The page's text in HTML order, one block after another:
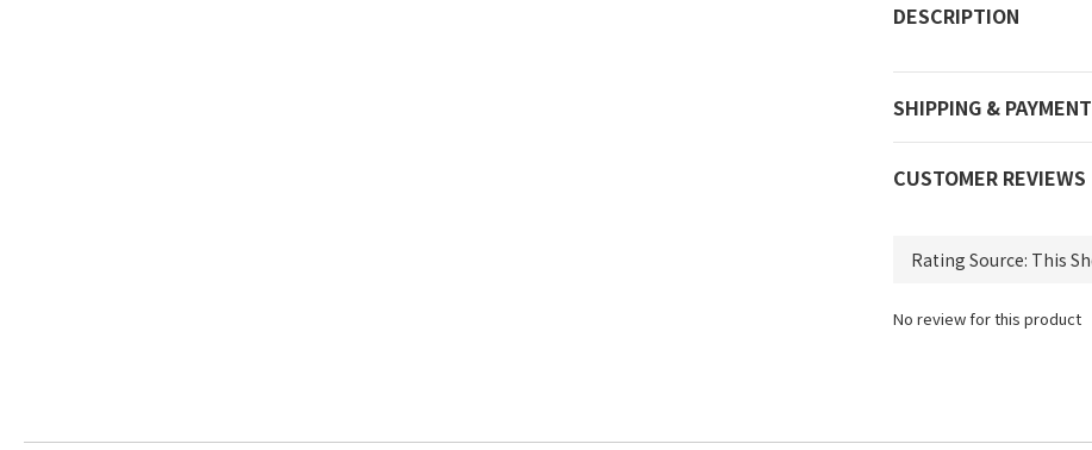
DESCRIPTION
SHIPPING & PAYMENT
CUSTOMER REVIEWS
No review for this product